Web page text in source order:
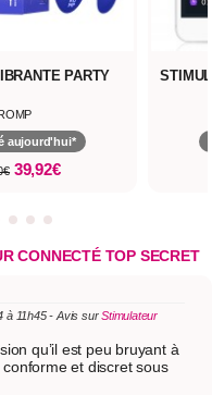
PARTY
ROMP
aujourd'hui*
39,92€
CONNECTÉ TOP SECRET
à 11h45 - Avis surStimulateur
qu’il est peu bruyant à
et discret sous